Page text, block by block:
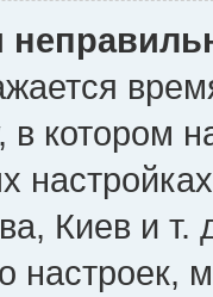
в котором
Киев и т.
настроек,